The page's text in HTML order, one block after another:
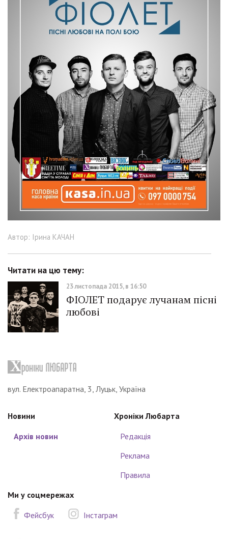
Автор: Ірина КАЧАН
Читати на цю тему:
23 листопада 2015, в 16:50
ФІОЛЕТ подарує лучанам пісні
любові
вул. Електроапаратна, 3, Луцьк, Україна
Новини
Архів новин
Хроніки Любарта
Редакція
Реклама
Правила
Ми у соцмережах
Фейсбук
Інстаграм